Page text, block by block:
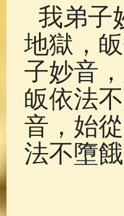
我弟子
地獄，
子妙音
皈依法
音，始
法不墮